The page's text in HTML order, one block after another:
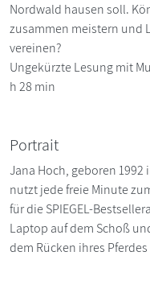
Nordwald hausen soll.
zusammen meistern und
vereinen?
Ungekürzte Lesung mit
h 28 min
Portrait
Jana Hoch, geboren
nutzt jede freie Minute
für die SPIEGEL-
Laptop auf dem Schoß
dem Rücken ihres